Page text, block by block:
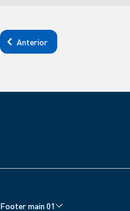
Anterior
Footer main 01